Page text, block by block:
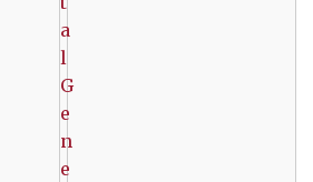
a
l
G
e
n
e